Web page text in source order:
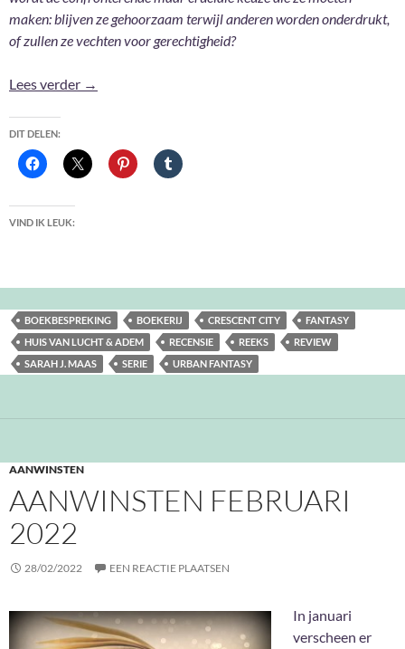
maken: blijven ze gehoorzaam terwijl anderen worden onderdrukt,
of zullen ze vechten voor gerechtigheid?
Lees verder Huis van Lucht & Adem – Sarah J.Maas
→
DIT DELEN:
VIND IK LEUK:
BOEKBESPREKING BOEKERIJ CRESCENT CITY
FANTASY
HUIS VAN LUCHT & ADEM
RECENSIE REEKS
REVIEW
SARAH J. MAAS
SERIE URBAN FANTASY
AANWINSTEN
AANWINSTEN FEBRUARI
2022
28/02/2022 EEN REACTIE PLAATSEN
In januari
verscheen er